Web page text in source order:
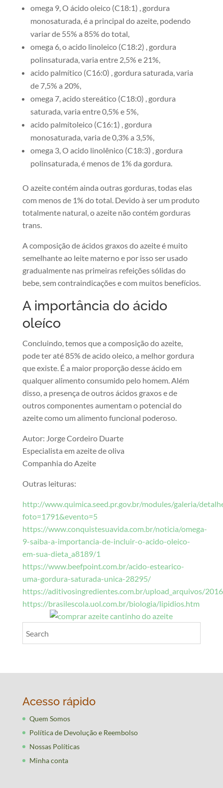
omega 9, O ácido oleico (C18:1) , gordura
monosaturada, é a principal do azeite, podendo
variar de 55% a 85% do total,
omega 6, o acido linoleico (C18:2) , gordura
polinsaturada, varia entre 2,5% e 21%,
acido palmítico (C16:0) , gordura saturada, varia
de 7,5% a 20%,
omega 7, acido stereático (C18:0) , gordura
saturada, varia entre 0,5% e 5%,
acido palmítoleico (C16:1) , gordura
monosaturada, varia de 0,3% a 3,5%,
omega 3, O acido linolênico (C18:3) , gordura
polinsaturada, é menos de 1% da gordura.
O azeite contém ainda outras gorduras, todas elas
com menos de 1% do total. Devido à ser um produto
totalmente natural, o azeite não contém gorduras
trans.
A composição de ácidos graxos do azeite é muito
semelhante ao leite materno e por isso ser usado
gradualmente nas primeiras refeições sólidas do
bebe, sem contraindicações e com muitos benefícios.
A importância do ácido
oleíco
Concluindo, temos que a composição do azeite,
pode ter até 85% de acido oleico, a melhor gordura
que existe. É a maior proporção desse ácido em
qualquer alimento consumido pelo homem. Além
disso, a presença de outros ácidos graxos e de
outros componentes aumentam o potencial do
azeite como um alimento funcional poderoso.
Autor: Jorge Cordeiro Duarte
Especialista em azeite de oliva
Companhia do Azeite
Outras leituras:
http://www.quimica.seed.pr.gov.br/modules/galeria/
foto=1791&evento=5
https://www.conquistesuavida.com.br/noticia/omega-
9-saiba-a-importancia-de-incluir-o-acido-oleico-
em-sua-dieta_a8189/1
https://www.beefpoint.com.br/acido-estearico-
uma-gordura-saturada-unica-28295/
https://aditivosingredientes.com.br/upload_arquivos/
https://brasilescola.uol.com.br/biologia/lipidios.htm
Acesso rápido
Quem Somos
Política de Devolução e Reembolso
Nossas Políticas
Minha conta